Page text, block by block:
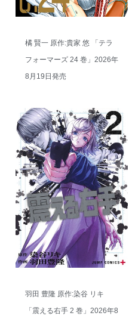
橘 賢一 原作:貴家 悠 「テラ
フォーマーズ 24 巻」2026年
8月19日発売
羽田 豊隆 原作:染谷 リキ
「震える右手 2 巻」2026年8